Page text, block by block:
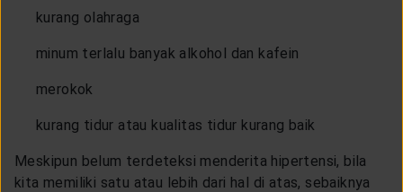
kurang olahraga
minum terlalu banyak alkohol dan kafein
merokok
kurang tidur atau kualitas tidur kurang baik
Meskipun belum terdeteksi menderita hipertensi, bila
kita memiliki satu atau lebih dari hal di atas, sebaiknya